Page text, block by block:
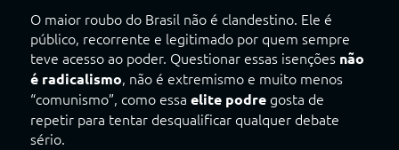
O maior roubo do Brasil não é clandestino. Ele é
público, recorrente e legitimado por quem sempre
teve acesso ao poder. Questionar essas isenções não
é radicalismo, não é extremismo e muito menos
“comunismo”, como essa elite podre gosta de
repetir para tentar desqualificar qualquer debate
sério.